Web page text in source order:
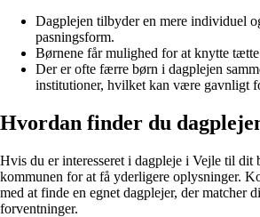
Dagplejen tilbyder en mere individuel
pasningsform.
Børnene får mulighed for at knytte
Der er ofte færre børn i dagplejen
institutioner, hvilket kan være gavnligt
Hvordan finder du
Hvis du er interesseret i dagpleje i Vejle til dit
kommunen for at få yderligere oplysninger.
med at finde en egnet dagplejer, der matcher
forventninger.